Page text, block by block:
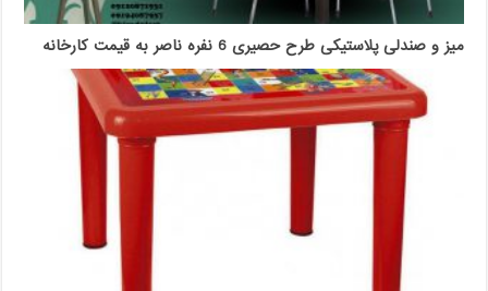
میز و صندلی پلاستیکی طرح حصیری 6 نفره ناصر به قیمت کارخانه